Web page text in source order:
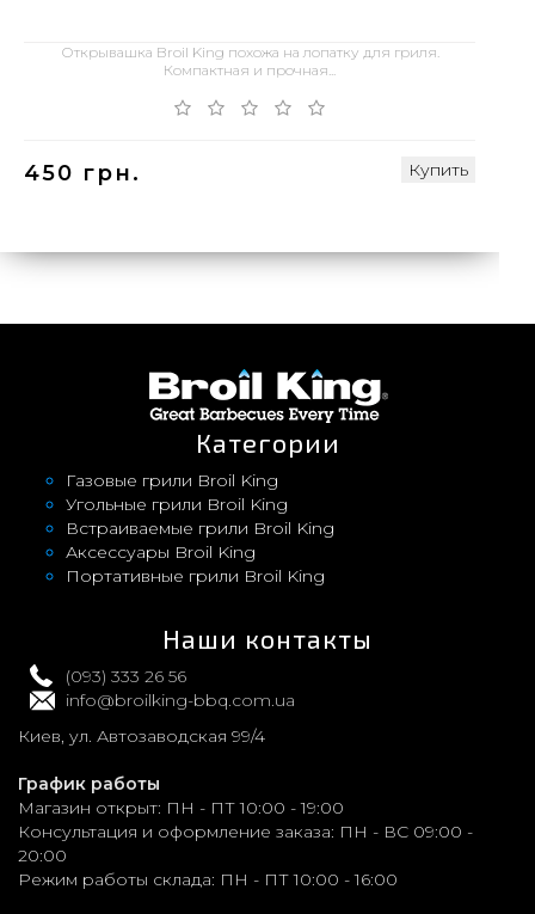
Открывашка Broil King похожа на лопатку для гриля.
Компактная и прочная...
450 грн. Купить
Категории
Газовые грили Broil King
Угольные грили Broil King
Встраиваемые грили Broil King
Аксессуары Broil King
Портативные грили Broil King
Наши контакты
(093) 333 26 56
info@broilking-bbq.com.ua
Киев, ул. Автозаводская 99/4
График работы
Магазин открыт: ПН - ПТ 10:00 - 19:00
Консультация и оформление заказа: ПН - ВС 09:00 -
20:00
Режим работы склада: ПН - ПТ 10:00 - 16:00